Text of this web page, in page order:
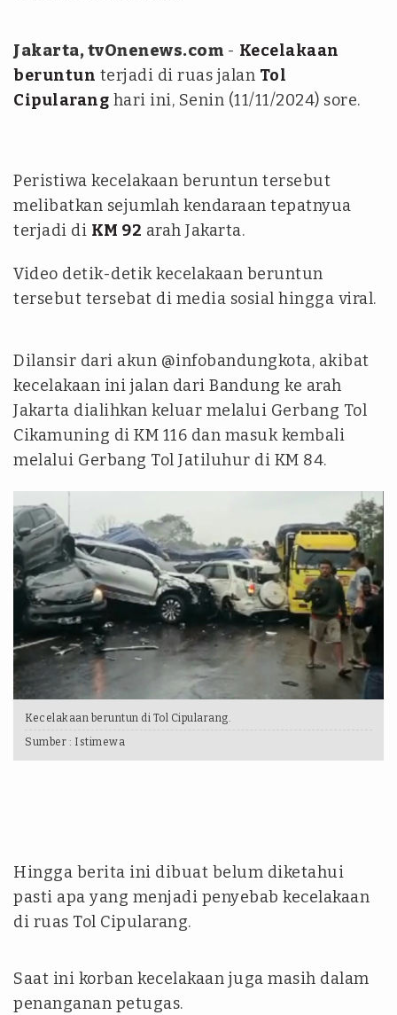
Jakarta, tvOnenews.com - Kecelakaan
beruntun terjadi di ruas jalan Tol
Cipularang hari ini, Senin (11/11/2024) sore.
Peristiwa kecelakaan beruntun tersebut
melibatkan sejumlah kendaraan tepatnyua
terjadi di KM 92 arah Jakarta.
Video detik-detik kecelakaan beruntun
tersebut tersebat di media sosial hingga viral.
Dilansir dari akun @infobandungkota, akibat
kecelakaan ini jalan dari Bandung ke arah
Jakarta dialihkan keluar melalui Gerbang Tol
Cikamuning di KM 116 dan masuk kembali
melalui Gerbang Tol Jatiluhur di KM 84.
Kecelakaan beruntun di Tol Cipularang.
Sumber : Istimewa
Hingga berita ini dibuat belum diketahui
pasti apa yang menjadi penyebab kecelakaan
di ruas Tol Cipularang.
Saat ini korban kecelakaan juga masih dalam
penanganan petugas.